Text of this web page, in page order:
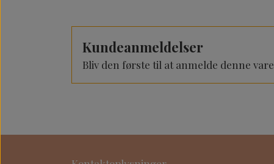
Kundeanmeldelser
Bliv den første til at anmelde denne vare